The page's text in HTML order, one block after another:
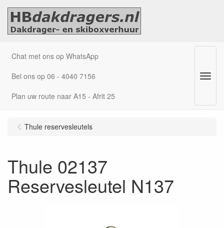
Chat met ons op WhatsApp
Bel ons op 06 - 4040 7156
Plan uw route naar A15 - Afrit 25
Menu
Thule reservesleutels
Thule 02137
Reservesleutel N137